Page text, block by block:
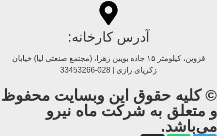
آدرس کارخانه:
قزوین، کیلومتر ۱۵ جاده بويین زهرا، (مجتمع صنعتی لیا) خیابان
زکریای رازی | 028-33453266
© کلیه حقوق این وبسایت محفوظ
و متعلق به شرکت ماه نیرو
می‌باشد.